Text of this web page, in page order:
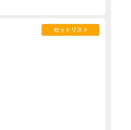
セットリスト